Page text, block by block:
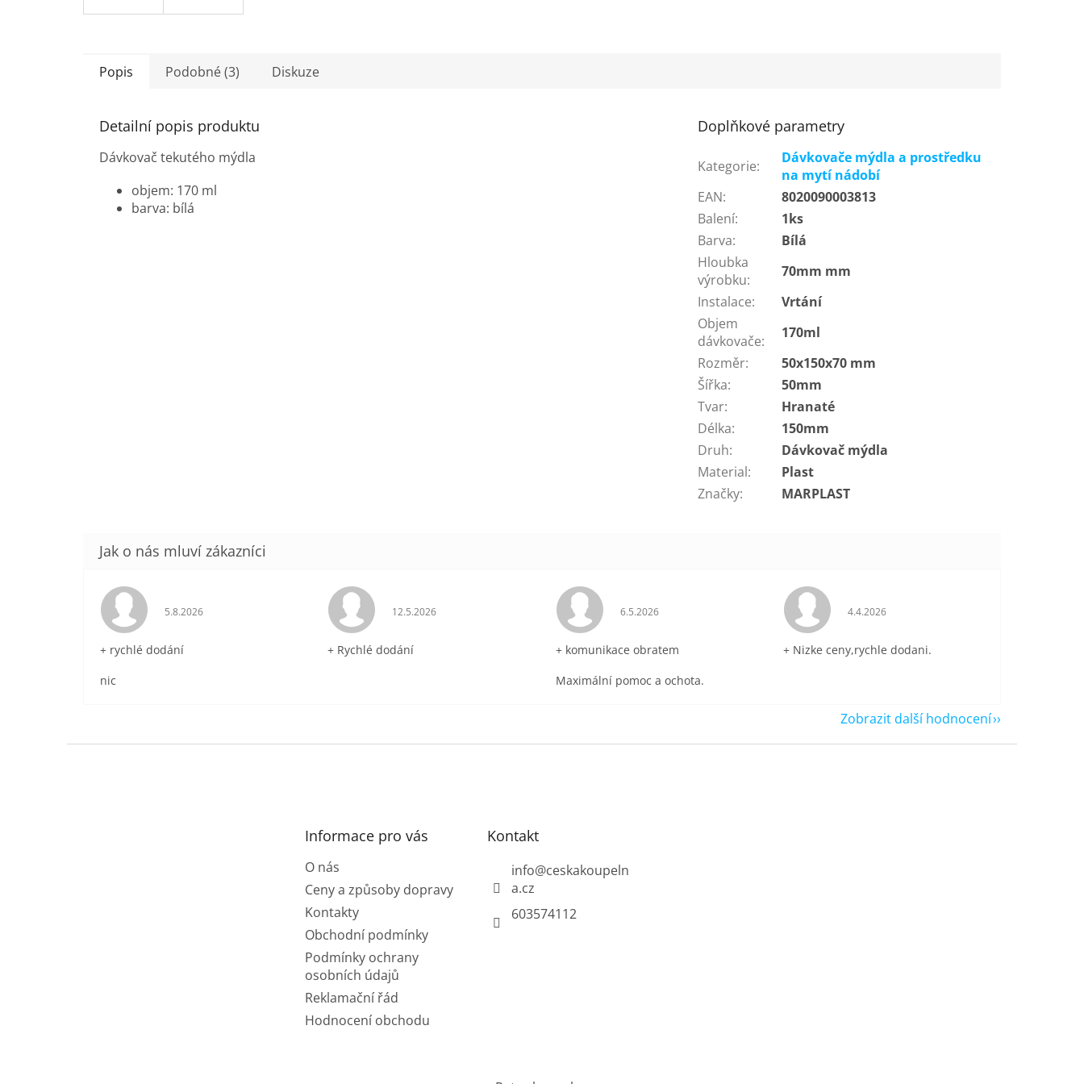
Popis Podobné (3) Diskuze
Detailní popis produktu
Dávkovač tekutého mýdla
objem: 170 ml
barva: bílá
Doplňkové parametry
Kategorie:
Dávkovače mýdla a prostředku
na mytí nádobí
EAN:
8020090003813
Balení:
1ks
Barva:
Bílá
Hloubka
výrobku:
70mm mm
Instalace:
Vrtání
Objem
dávkovače:
170ml
Rozměr:
50x150x70 mm
Šířka:
50mm
Tvar:
Hranaté
Délka:
150mm
Druh:
Dávkovač mýdla
Material:
Plast
Značky: MARPLAST
Hodnocení obchodu je 5 z 5 hvězdiček.
5.8.2026
+ rychlé dodání
nic
Hodnocení obchodu je 5 z 5 hvězdiček.
12.5.2026
+ Rychlé dodání
Hodnocení obchodu je 5 z 5 hvězdiček.
6.5.2026
+ komunikace obratem
Maximální pomoc a ochota.
Hodnocení obchodu je 5 z 5 hvězdiček.
4.4.2026
+ Nizke ceny,rychle dodani.
Zobrazit další hodnocení
Informace pro vás
O nás
Ceny a způsoby dopravy
Kontakty
Obchodní podmínky
Podmínky ochrany
osobních údajů
Reklamační řád
Hodnocení obchodu
Kontakt
info@ceskakoupeln
a.cz
603574112